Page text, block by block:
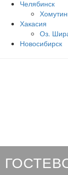
Челябинск
Хакасия
Оз.
Новосибирск